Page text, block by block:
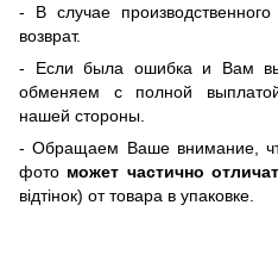
- В случае
возврат.
- Если была ошибка и Вам
обменяем c полной
нашей стороны.
- Обращаем Ваше внимание,
фото может частично
відтінок) от товара в упаковке.